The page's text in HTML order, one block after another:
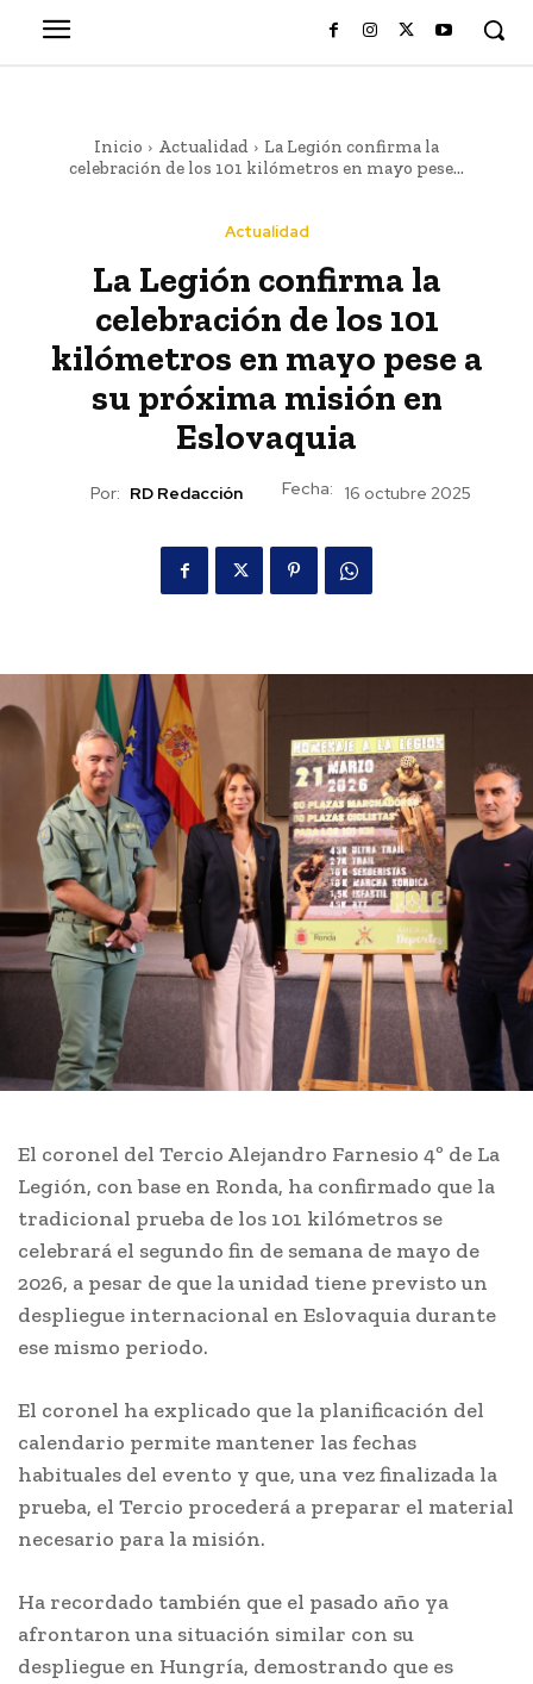
Inicio Actualidad
La Legión confirma la
celebración de los 101 kilómetros en mayo pese...
Actualidad
La Legión confirma la
celebración de los 101
kilómetros en mayo pese a
su próxima misión en
Eslovaquia
Por: RD Redacción Fecha: 16 octubre 2025
El coronel del Tercio Alejandro Farnesio 4º de La
Legión, con base en Ronda, ha confirmado que la
tradicional prueba de los 101 kilómetros se
celebrará el segundo fin de semana de mayo de
2026, a pesar de que la unidad tiene previsto un
despliegue internacional en Eslovaquia durante
ese mismo periodo.
El coronel ha explicado que la planificación del
calendario permite mantener las fechas
habituales del evento y que, una vez finalizada la
prueba, el Tercio procederá a preparar el material
necesario para la misión.
Ha recordado también que el pasado año ya
afrontaron una situación similar con su
despliegue en Hungría, demostrando que es